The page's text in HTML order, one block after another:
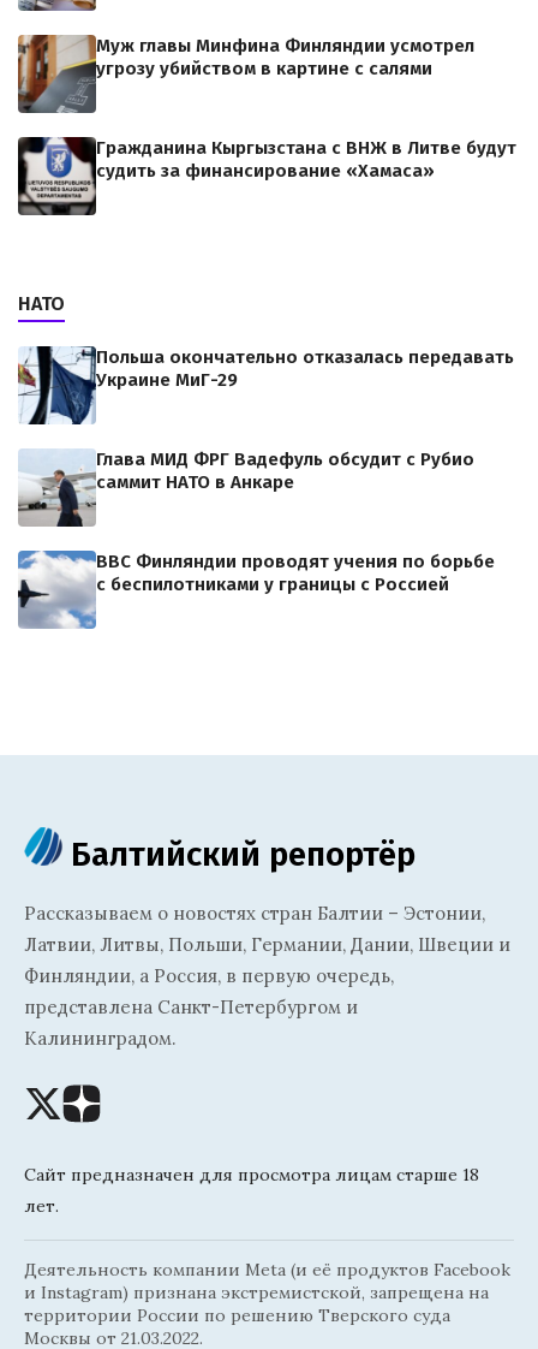
Муж главы Минфина Финляндии усмотрел
угрозу убийством в картине с салями
Гражданина Кыргызстана с ВНЖ в Литве будут
судить за финансирование «Хамаса»
НАТО
Польша окончательно отказалась передавать
Украине МиГ-29
Глава МИД ФРГ Вадефуль обсудит с Рубио
саммит НАТО в Анкаре
ВВС Финляндии проводят учения по борьбе
с беспилотниками у границы с Россией
Балтийский репортёр
Рассказываем о новостях стран Балтии – Эстонии,
Латвии, Литвы, Польши, Германии, Дании, Швеции и
Финляндии, а Россия, в первую очередь,
представлена Санкт-Петербургом и
Калининградом.
Сайт предназначен для просмотра лицам старше 18
лет.
Деятельность компании Meta (и её продуктов Facebook
и Instagram) признана экстремистской, запрещена на
территории России по решению Тверского суда
Москвы от 21.03.2022.